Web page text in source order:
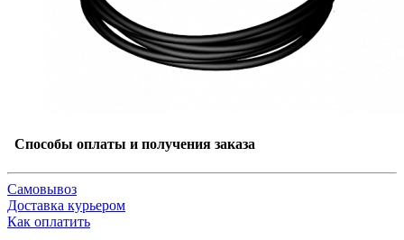
Способы оплаты и получения заказа
Самовывоз
Доставка курьером
Как оплатить